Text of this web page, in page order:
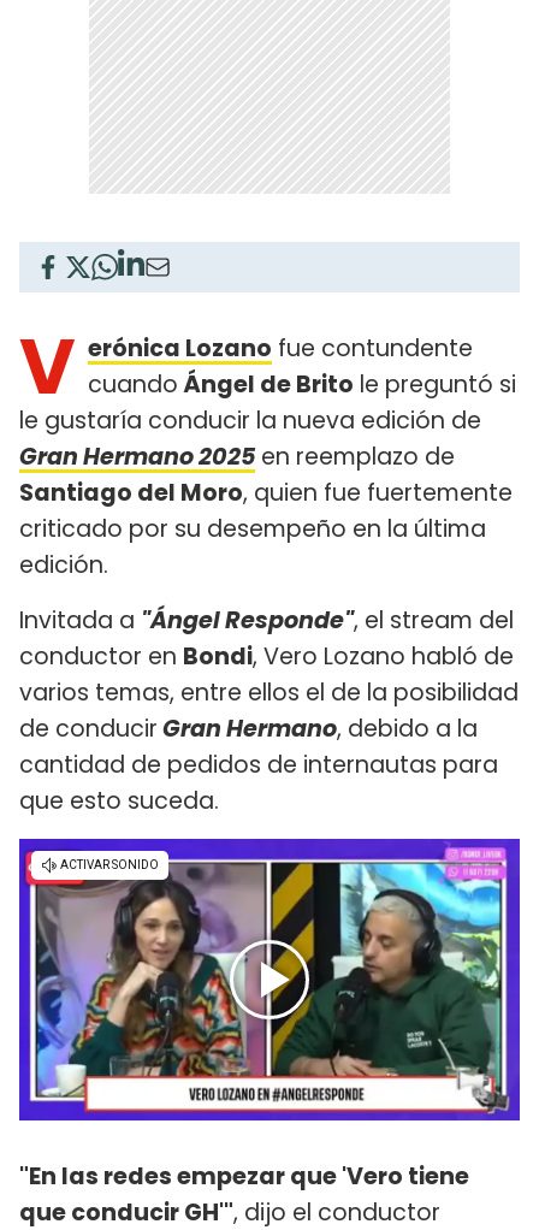
V erónica Lozano fue contundente
cuandoÁngel de Brito le preguntó si
le gustaría conducir la nueva edición de
Gran Hermano 2025en reemplazo de
Santiago del Moro, quien fue fuertemente
criticado por su desempeño en la última
edición.
Invitada a "Ángel Responde", el stream del
conductor en Bondi, Vero Lozano habló de
varios temas, entre ellos el de la posibilidad
de conducirGran Hermano, debido a la
cantidad de pedidos de internautas para
que esto suceda.
"En las redes empezar que 'Vero tiene
que conducir GH'", dijo el conductor